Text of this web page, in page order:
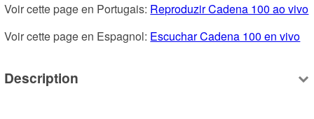
Voir cette page en Portugais: Reproduzir Cadena 100 ao vivo
Voir cette page en Espagnol: Escuchar Cadena 100 en vivo
Description